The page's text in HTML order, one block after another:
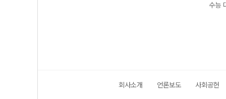
수능
회사소개 언론보도 사회공헌